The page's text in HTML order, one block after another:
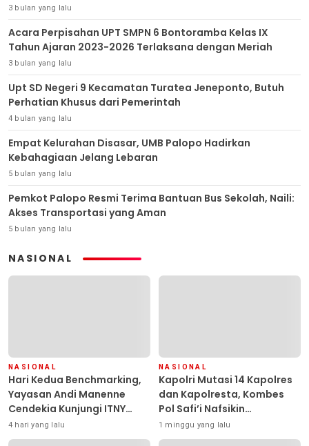
3 bulan yang lalu
Acara Perpisahan UPT SMPN 6 Bontoramba Kelas IX
Tahun Ajaran 2023-2026 Terlaksana dengan Meriah
3 bulan yang lalu
Upt SD Negeri 9 Kecamatan Turatea Jeneponto, Butuh
Perhatian Khusus dari Pemerintah
4 bulan yang lalu
Empat Kelurahan Disasar, UMB Palopo Hadirkan
Kebahagiaan Jelang Lebaran
5 bulan yang lalu
Pemkot Palopo Resmi Terima Bantuan Bus Sekolah, Naili:
Akses Transportasi yang Aman
5 bulan yang lalu
NASIONAL
NASIONAL
Hari Kedua Benchmarking,
Yayasan Andi Manenne
Cendekia Kunjungi ITNY
Yogyakarta
4 hari yang lalu
NASIONAL
Kapolri Mutasi 14 Kapolres
dan Kapolresta, Kombes
Pol Safi’i Nafsikin
Mengemban Amanah
Pimpin Polresta Kendari
1 minggu yang lalu